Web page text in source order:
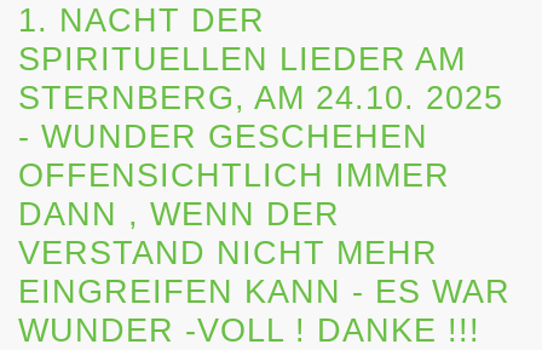
1. NACHT DER
SPIRITUELLEN LIEDER AM
STERNBERG, AM 24.10. 2025
- WUNDER GESCHEHEN
OFFENSICHTLICH IMMER
DANN , WENN DER
VERSTAND NICHT MEHR
EINGREIFEN KANN - ES WAR
WUNDER -VOLL ! DANKE !!!